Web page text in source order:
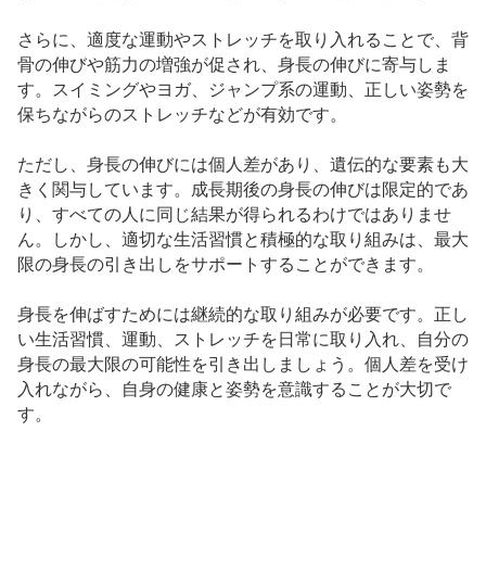
さらに、適度な運動やストレッチを取り入れることで、背
骨の伸びや筋力の増強が促され、身長の伸びに寄与しま
す。スイミングやヨガ、ジャンプ系の運動、正しい姿勢を
保ちながらのストレッチなどが有効です。
ただし、身長の伸びには個人差があり、遺伝的な要素も大
きく関与しています。成長期後の身長の伸びは限定的であ
り、すべての人に同じ結果が得られるわけではありませ
ん。しかし、適切な生活習慣と積極的な取り組みは、最大
限の身長の引き出しをサポートすることができます。
身長を伸ばすためには継続的な取り組みが必要です。正し
い生活習慣、運動、ストレッチを日常に取り入れ、自分の
身長の最大限の可能性を引き出しましょう。個人差を受け
入れながら、自身の健康と姿勢を意識することが大切で
す。